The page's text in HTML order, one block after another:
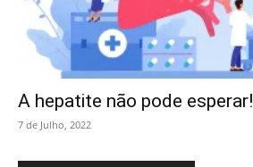
A hepatite não pode esperar!
7 de Julho, 2022